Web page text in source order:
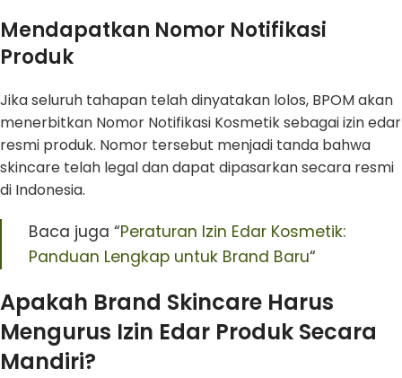
Mendapatkan Nomor Notifikasi
Produk
Jika seluruh tahapan telah dinyatakan lolos, BPOM akan
menerbitkan Nomor Notifikasi Kosmetik sebagai izin edar
resmi produk. Nomor tersebut menjadi tanda bahwa
skincare telah legal dan dapat dipasarkan secara resmi
di Indonesia.
Baca juga “Peraturan Izin Edar Kosmetik:
Panduan Lengkap untuk Brand Baru“
Apakah Brand Skincare Harus
Mengurus Izin Edar Produk Secara
Mandiri?